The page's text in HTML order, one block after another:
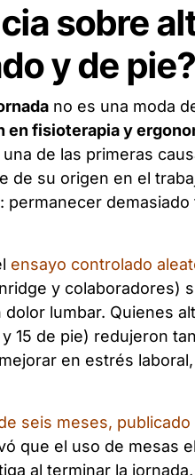
sobre
y de pie?
no es una moda
fisioterapia y
de las primeras
de su origen en el
demasiado
ensayo controlado
y colaboradores)
lumbar. Quienes
15 de pie) redujeron
en estrés
seis meses, publicado
que el uso de mesas
al terminar la